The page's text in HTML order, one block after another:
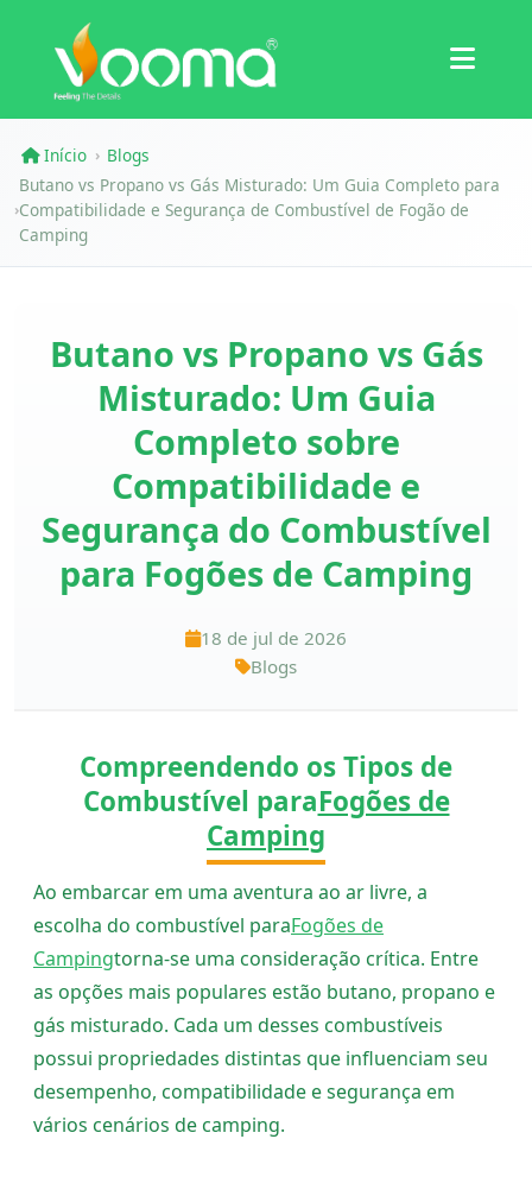
Certificações
Estudo de Caso
Início › Blogs
›
Butano vs Propano vs Gás Misturado: Um Guia Completo para
Compatibilidade e Segurança de Combustível de Fogão de
Camping
Butano vs Propano vs Gás
Misturado: Um Guia
Completo sobre
Compatibilidade e
Segurança do Combustível
para Fogões de Camping
18 de jul de 2026
Blogs
Compreendendo os Tipos de
Combustível paraFogões de
Camping
Ao embarcar em uma aventura ao ar livre, a
escolha do combustível paraFogões de
Campingtorna-se uma consideração crítica. Entre
as opções mais populares estão butano, propano e
gás misturado. Cada um desses combustíveis
possui propriedades distintas que influenciam seu
desempenho, compatibilidade e segurança em
vários cenários de camping.